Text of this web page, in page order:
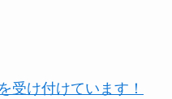
受け付けています！